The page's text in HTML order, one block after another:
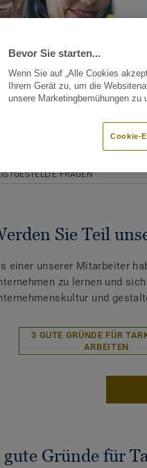
FRAGEN
Sie Teil
einer unserer Mitarbeiter
zu lernen und
und
3 GUTE GRÜNDE FÜR
ARBEITEN
gute Gründe für
Bevor Sie starten...
Wenn Sie auf „Alle Cookies
Ihrem Gerät zu, um die
unsere Marketingbemühungen zu
Cookie-